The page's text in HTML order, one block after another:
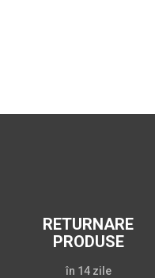
RETURNARE
PRODUSE
în 14 zile